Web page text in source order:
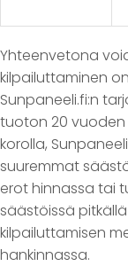
Yhteenvetona
kilpailuttaminen
Sunpaneeli.fi:n
tuoton 20 vuoden
korolla,
suuremmat
erot hinnassa tai
säästöissä
kilpailuttamisen
hankinnassa.